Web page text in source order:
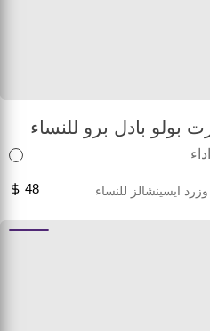
بولو بادل برو للنساء
ايسينشالز للنساء 48